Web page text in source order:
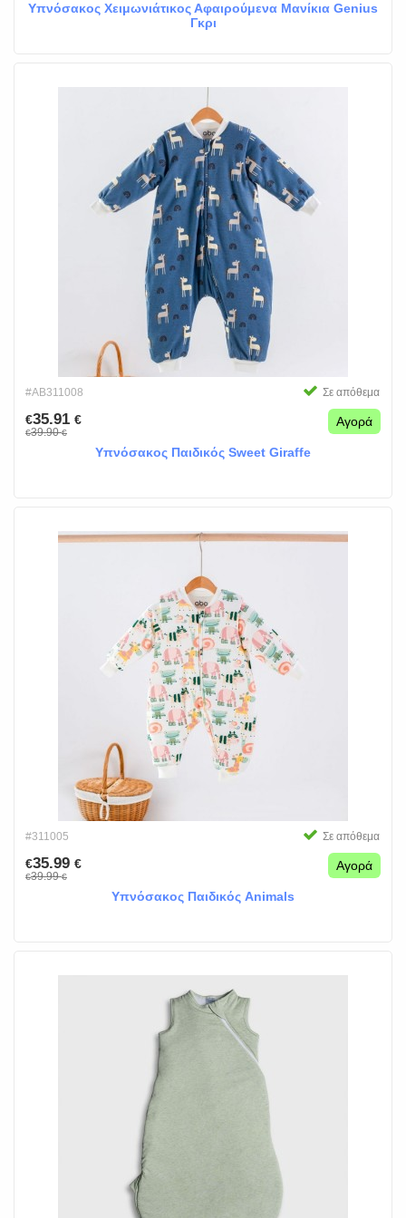
Υπνόσακος Χειμωνιάτικος Αφαιρούμενα Μανίκια Genius
Γκρι
#AB311008 Σε απόθεμα
€35.91 €
€39.90€
Αγορά
Υπνόσακος Παιδικός Sweet Giraffe
#311005 Σε απόθεμα
€35.99 €
€39.99€
Αγορά
Υπνόσακος Παιδικός Animals